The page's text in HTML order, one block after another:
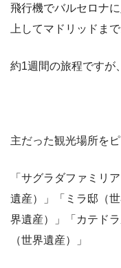
飛行機でバルセロナ
上してマドリッドまで
約1週間の旅程ですが
主だった観光場所を
「サグラダファミリ
遺産）」「ミラ邸（
界遺産）」「カテド
（世界遺産）」